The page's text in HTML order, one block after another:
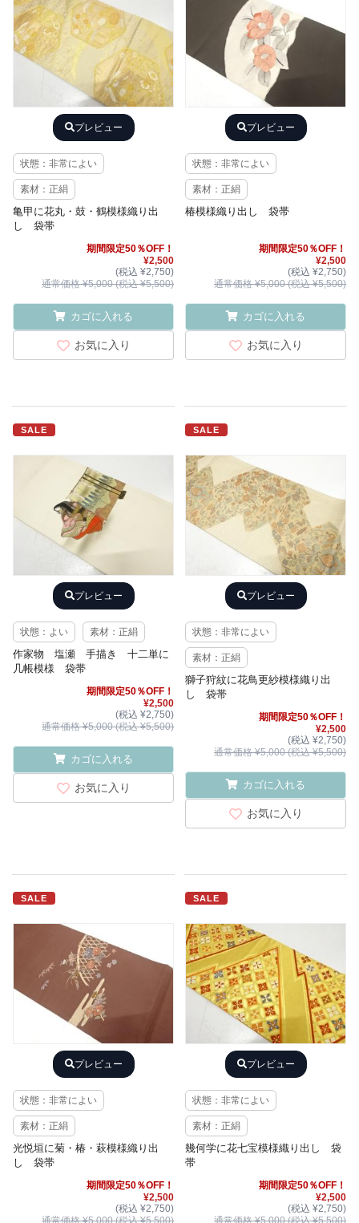
プレビュー
状態：非常によい
素材：正絹
亀甲に花丸・鼓・鶴模様織り出
し 袋帯
期間限定50％OFF！
¥2,500
(税込 ¥2,750)
通常価格 ¥5,000 (税込 ¥5,500)
カゴに入れる
お気に入り
プレビュー
状態：非常によい
素材：正絹
椿模様織り出し 袋帯
期間限定50％OFF！
¥2,500
(税込 ¥2,750)
通常価格 ¥5,000 (税込 ¥5,500)
カゴに入れる
お気に入り
SALE
プレビュー
状態：よい 素材：正絹
作家物 塩瀬 手描き 十二単に
几帳模様 袋帯
期間限定50％OFF！
¥2,500
(税込 ¥2,750)
通常価格 ¥5,000 (税込 ¥5,500)
カゴに入れる
お気に入り
SALE
プレビュー
状態：非常によい
素材：正絹
獅子狩紋に花鳥更紗模様織り出
し 袋帯
期間限定50％OFF！
¥2,500
(税込 ¥2,750)
通常価格 ¥5,000 (税込 ¥5,500)
カゴに入れる
お気に入り
SALE
プレビュー
状態：非常によい
素材：正絹
光悦垣に菊・椿・萩模様織り出
し 袋帯
期間限定50％OFF！
¥2,500
(税込 ¥2,750)
SALE
プレビュー
状態：非常によい
素材：正絹
幾何学に花七宝模様織り出し 袋
帯
期間限定50％OFF！
¥2,500
(税込 ¥2,750)